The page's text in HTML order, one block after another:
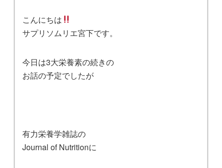
こんにちは
サプリソムリエ宮下です。
今日は3大栄養素の続きの
お話の予定でしたが
有力栄養学雑誌の
Journal of Nutritionに